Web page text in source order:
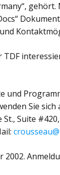
gehört.
TDF
und
Sie sich
Suite
2002.